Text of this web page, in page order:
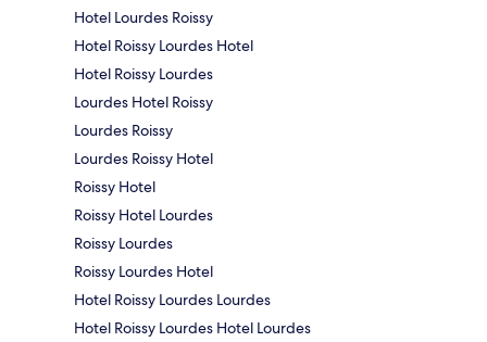
Hotel Lourdes Roissy
Hotel Roissy Lourdes Hotel
Hotel Roissy Lourdes
Lourdes Hotel Roissy
Lourdes Roissy
Lourdes Roissy Hotel
Roissy Hotel
Roissy Hotel Lourdes
Roissy Lourdes
Roissy Lourdes Hotel
Hotel Roissy Lourdes Lourdes
Hotel Roissy Lourdes Hotel Lourdes